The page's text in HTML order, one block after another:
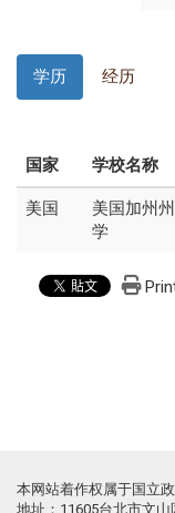
学历 经历
国家 学校名称
美国
美国加州
学
本网站着作权属于国立
地址：11605台北市文